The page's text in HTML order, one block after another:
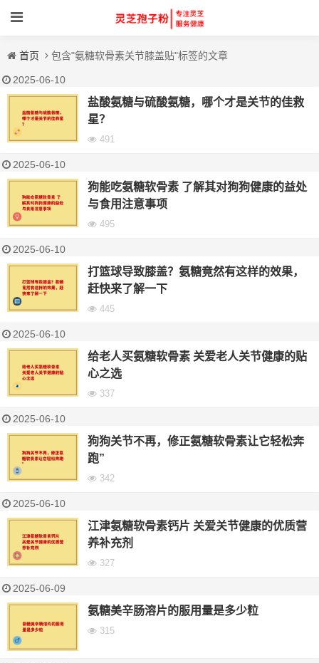
首页 包含"氨糖软骨素关节膝盖贴"标签的文章
2025-06-10
盐酸氨糖与硫酸氨糖，哪个才是关节的佳救
星？
491
2025-06-10
狗能吃氨糖软骨素 了解其对狗狗健康的益处
与食用注意事项
495
2025-06-10
打篮球导致膝盖？氨糖竟然有这样的效果，
赶快来了解一下
445
2025-06-10
给老人买氨糖软骨素 关爱老人关节健康的贴
心之选
337
2025-06-10
狗狗关节不再，修正氨糖软骨素让它轻松奔
跑”
342
2025-06-10
江津氨糖软骨素钙片 关爱关节健康的优质营
养补充剂
327
2025-06-09
氨糖美辛肠溶片的服用量是多少粒
315